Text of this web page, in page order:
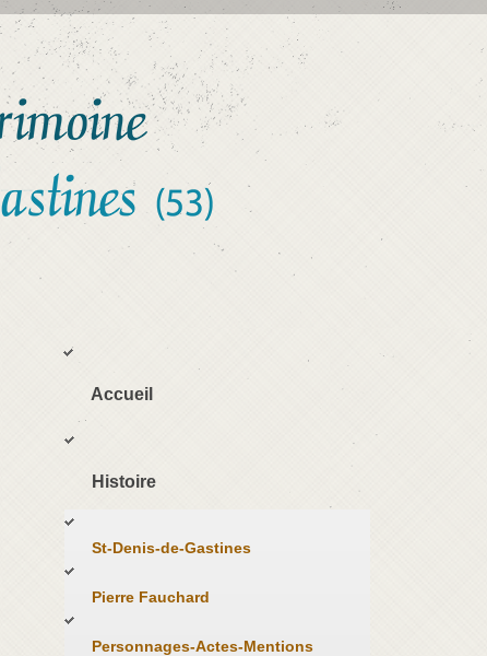
Accueil
Histoire
St-Denis-de-Gastines
Pierre Fauchard
Personnages-Actes-Mentions